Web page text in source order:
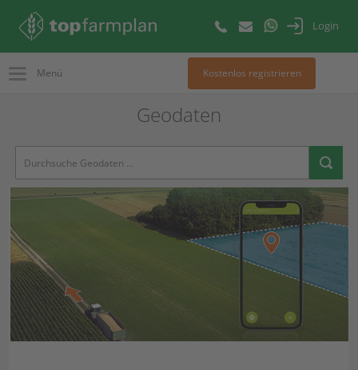
Login
Menü Kostenlos registrieren
Geodaten